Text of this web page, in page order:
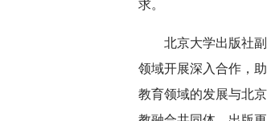
求。
北京大学出版社
领域开展深入合作，
教育领域的发展与北